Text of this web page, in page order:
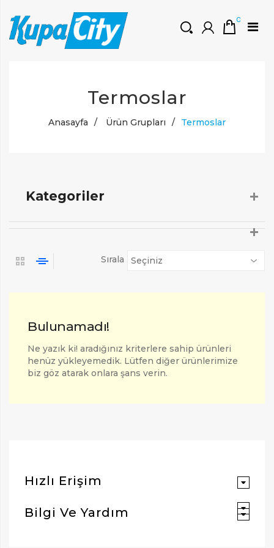
Müşteri Girişi
0
0 ₺
Termoslar
Anasayfa / Ürün Grupları / Termoslar
Kategoriler
Sırala
Bulunamadı!
Ne yazık ki! aradığınız kriterlere sahip ürünleri
henüz yükleyemedik. Lütfen diğer ürünlerimize
biz göz atarak onlara şans verin.
Hızlı Erişim
Bilgi Ve Yardım